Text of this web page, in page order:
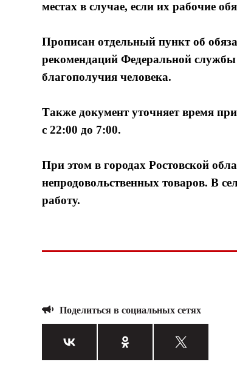
местах в случае, если их рабочие
Прописан отдельный пункт об
рекомендаций Федеральной
благополучия человека.
Также документ уточняет время
с 22:00 до 7:00.
При этом в городах Ростовской
непродовольственных товаров. В
работу.
Поделиться в социальных сетях